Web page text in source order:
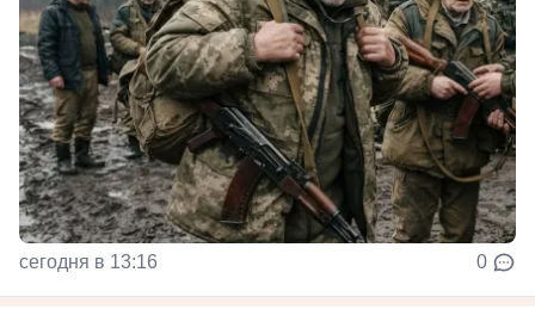
сегодня в 13:16 0